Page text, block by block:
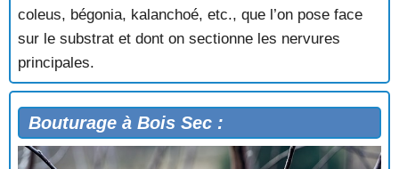
coleus, bégonia, kalanchoé, etc., que l’on pose face
sur le substrat et dont on sectionne les nervures
principales.
Bouturage à Bois Sec :